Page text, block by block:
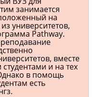
занимается
на
университетов,
Pathway.
вместе
и на тех
в помощь
есть